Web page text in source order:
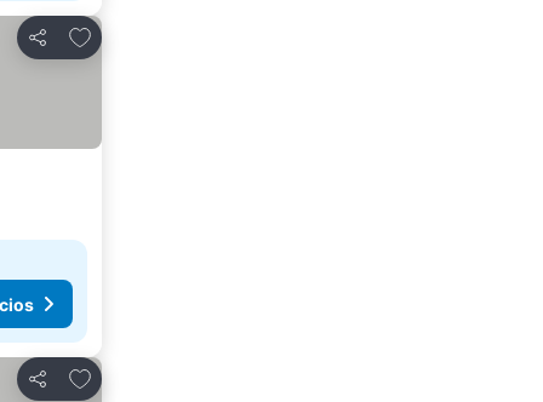
Compartir
Agregar a favoritos
Compartir
Agregar a favoritos